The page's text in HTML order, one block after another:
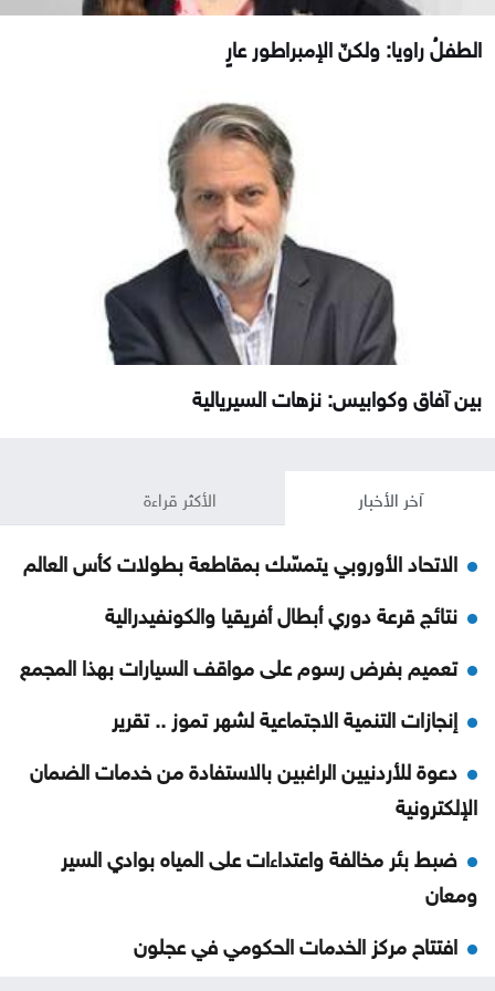
الطفلُ راويا: ولكنّ الإمبراطور عارٍ
بين آفاق وكوابيس: نزهات السيريالية
آخر الأخبار الأكثر قراءة
الاتحاد الأوروبي يتمسّك بمقاطعة بطولات كأس العالم
نتائج قرعة دوري أبطال أفريقيا والكونفيدرالية
تعميم بفرض رسوم على مواقف السيارات بهذا المجمع
إنجازات التنمية الاجتماعية لشهر تموز .. تقرير
دعوة للأردنيين الراغبين بالاستفادة من خدمات الضمان
الإلكترونية
ضبط بئر مخالفة واعتداءات على المياه بوادي السير
ومعان
افتتاح مركز الخدمات الحكومي في عجلون